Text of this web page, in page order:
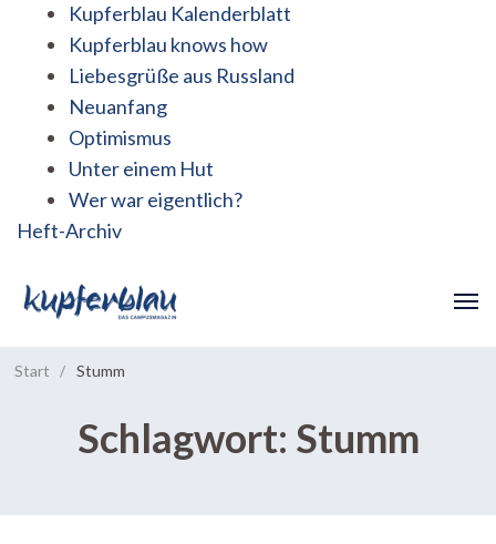
Kupferblau Kalenderblatt
Kupferblau knows how
Liebesgrüße aus Russland
Neuanfang
Optimismus
Unter einem Hut
Wer war eigentlich?
Heft-Archiv
Start / Stumm
Schlagwort: Stumm